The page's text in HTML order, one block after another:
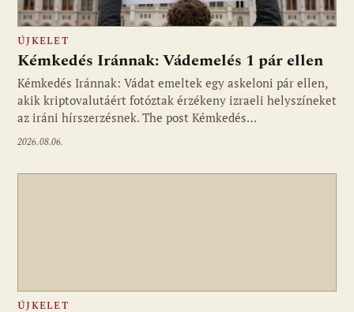
ÚJKELET
Kémkedés Iránnak: Vádemelés 1 pár ellen
Kémkedés Iránnak: Vádat emeltek egy askeloni pár ellen,
akik kriptovalutáért fotóztak érzékeny izraeli helyszíneket
az iráni hírszerzésnek. The post Kémkedés…
2026.08.06.
ÚJKELET